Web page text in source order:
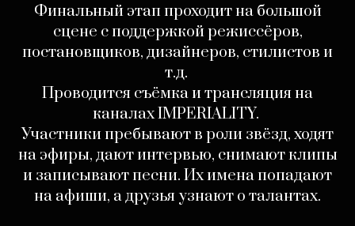
‎Финальный этап проходит на большой
сцене с поддержкой режиссёров,
постановщиков, дизайнеров, стилистов и
т.д.
‎Проводится съёмка и трансляция на
каналах IMPERIALITY.
‎Участники пребывают в роли звёзд, ходят
на эфиры, дают интервью, снимают клипы
и записывают песни. Их имена попадают
на афиши, а друзья узнают о талантах.